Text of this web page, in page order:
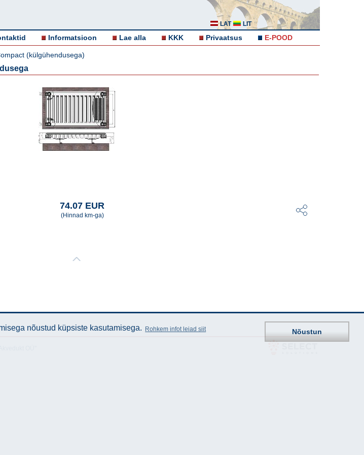
LAT LIT
Informatsioon Lae alla KKK Privaatsus E-POOD
(külgühendusega)
74.07 EUR
(Hinnad km-ga)
nõustud küpsiste kasutamisega. Rohkem infot leiad siit Nõustun